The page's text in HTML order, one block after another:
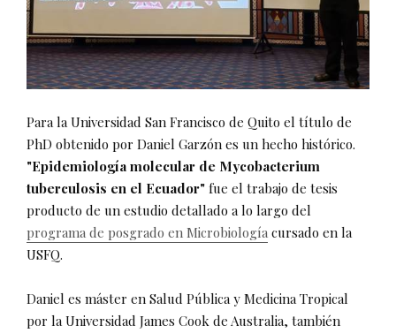
Para la Universidad San Francisco de Quito el título de
PhD obtenido por Daniel Garzón es un hecho histórico.
"Epidemiología molecular de Mycobacterium
tuberculosis en el Ecuador" fue el trabajo de tesis
producto de un estudio detallado a lo largo del
programa de posgrado en Microbiología cursado en la
USFQ.
Daniel es máster en Salud Pública y Medicina Tropical
por la Universidad James Cook de Australia, también